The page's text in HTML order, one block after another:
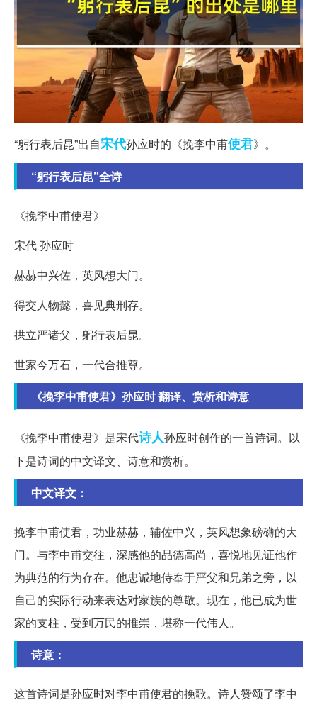
“躬行表后昆”出自宋代孙应时的《挽李中甫使君》。
“躬行表后昆”全诗
《挽李中甫使君》
宋代 孙应时
赫赫中兴佐，英风想大门。
得交人物懿，喜见典刑存。
拱立严诸父，躬行表后昆。
世家今万石，一代合推尊。
《挽李中甫使君》孙应时 翻译、赏析和诗意
《挽李中甫使君》是宋代诗人孙应时创作的一首诗词。以
下是诗词的中文译文、诗意和赏析。
中文译文：
挽李中甫使君，功业赫赫，辅佐中兴，英风想象磅礴的大
门。与李中甫交往，深感他的品德高尚，喜悦地见证他作
为典范的行为存在。他忠诚地侍奉于严父和兄弟之旁，以
自己的实际行动来表达对家族的尊敬。现在，他已成为世
家的支柱，受到万民的推崇，堪称一代伟人。
诗意：
这首诗词是孙应时对李中甫使君的挽歌。诗人赞颂了李中